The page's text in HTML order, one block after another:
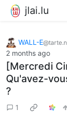
jlai.lu
WALL-E
2 months ago
[Mercredi
Qu'avez-
?
1